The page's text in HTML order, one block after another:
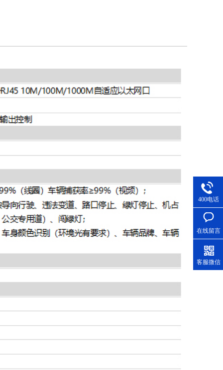
400电话
在线留言
客服微信